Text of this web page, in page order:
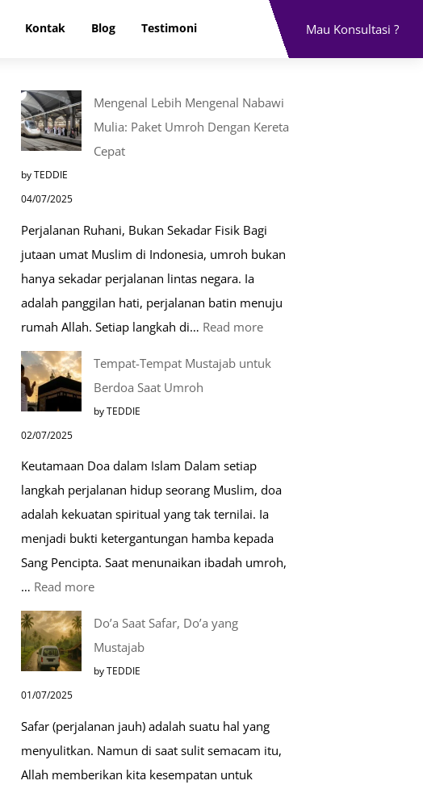
Kontak Blog Testimoni Mau Konsultasi ?
Mengenal Lebih Mengenal Nabawi
Mulia: Paket Umroh Dengan Kereta
Cepat
by TEDDIE
04/07/2025
Perjalanan Ruhani, Bukan Sekadar Fisik Bagi
jutaan umat Muslim di Indonesia, umroh bukan
hanya sekadar perjalanan lintas negara. Ia
adalah panggilan hati, perjalanan batin menuju
rumah Allah. Setiap langkah di… Read more:
Umroh
Dengan
Kereta
Cepat
Tempat-Tempat Mustajab untuk
Berdoa Saat Umroh
by TEDDIE
02/07/2025
Keutamaan Doa dalam Islam Dalam setiap
langkah perjalanan hidup seorang Muslim, doa
adalah kekuatan spiritual yang tak ternilai. Ia
menjadi bukti ketergantungan hamba kepada
Sang Pencipta. Saat menunaikan ibadah umroh,
… Read more:
Mustajab
Saat
Umroh
Do’a Saat Safar, Do’a yang
Mustajab
by TEDDIE
01/07/2025
Safar (perjalanan jauh) adalah suatu hal yang
menyulitkan. Namun di saat sulit semacam itu,
Allah memberikan kita kesempatan untuk